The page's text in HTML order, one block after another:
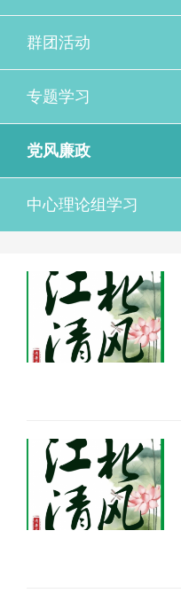
群团活动
专题学习
党风廉政
中心理论组学习